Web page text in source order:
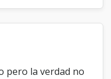
pero la verdad no